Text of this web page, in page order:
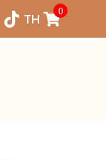
TH 0